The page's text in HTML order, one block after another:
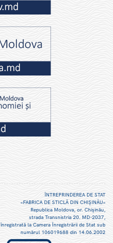
ÎNTREPRINDEREA DE STAT
«FABRICA DE STICLĂ DIN CHIŞINĂU»
Republica Moldova, or. Chişinău,
strada Transnistria 20. MD-2037,
înregistrată la Camera Înregistrării de Stat sub
numărul 106019688 din 14.06.2002